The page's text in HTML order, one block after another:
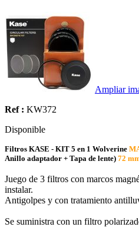
Ampliar
Ref : KW372
Disponible
Filtros KASE - KIT 5 en 1 Wolverine
Anillo adaptador + Tapa de lente) 72
Juego de 3 filtros con marcos
instalar.
Antigolpes y con tratamiento
Se suministra con un filtro